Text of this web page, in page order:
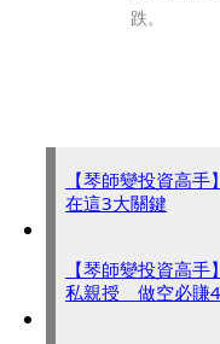
跌。
【琴師變投資高
在這3大關鍵
【琴師變投資高
私親授 做空必賺